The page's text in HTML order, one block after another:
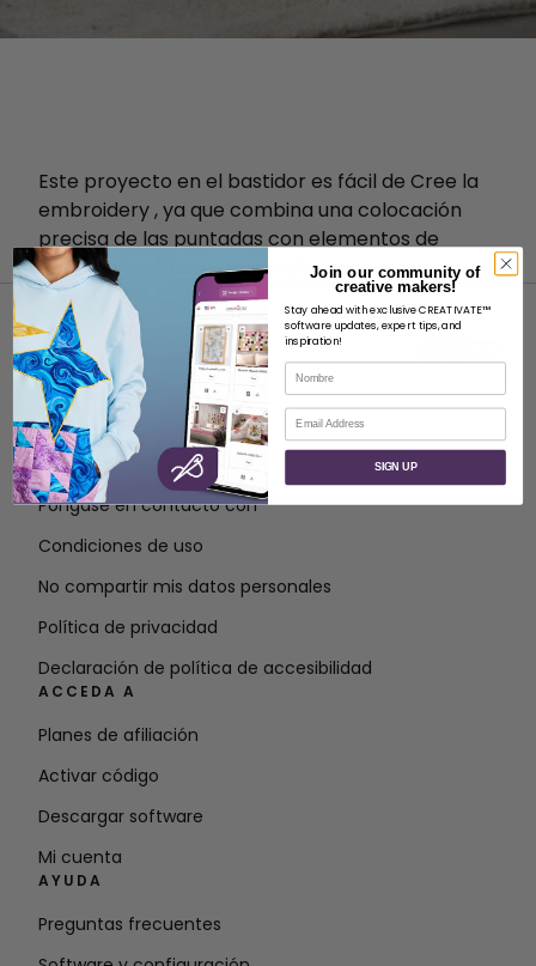
Este proyecto en el bastidor es fácil de Cree la
embroidery , ya que combina una colocación
precisa de las puntadas con elementos de
diseño totalmente personalizados.
ACERCA DE
Acerca de SVP Worldwide
Póngase en contacto con
Condiciones de uso
No compartir mis datos personales
Política de privacidad
Declaración de política de accesibilidad
ACCEDA A
Planes de afiliación
Activar código
Descargar software
Mi cuenta
AYUDA
Preguntas frecuentes
Join our community of
creative makers!
Stay ahead with exclusive CREATIVATE™
software updates, expert tips, and
inspiration!
Nombre
Correo electrónico
SIGN UP